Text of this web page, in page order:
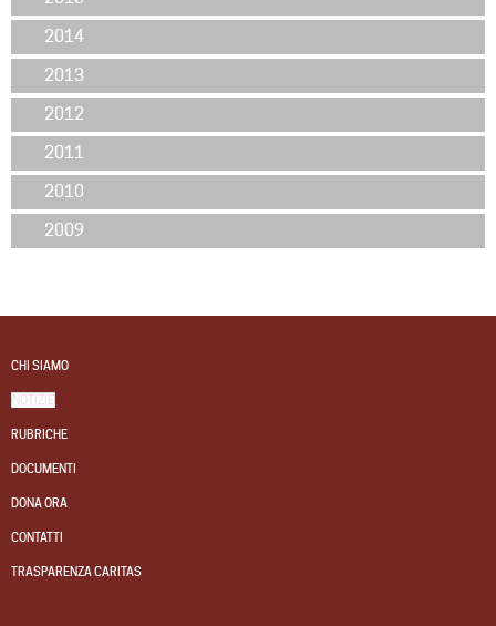
2014
2013
2012
2011
2010
2009
CHI SIAMO
NOTIZIE
RUBRICHE
DOCUMENTI
DONA ORA
CONTATTI
TRASPARENZA CARITAS